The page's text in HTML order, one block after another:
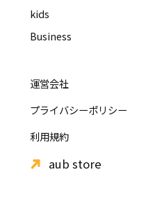
kids
Business
運営会社
プライバシーポリシー
利用規約
aub store